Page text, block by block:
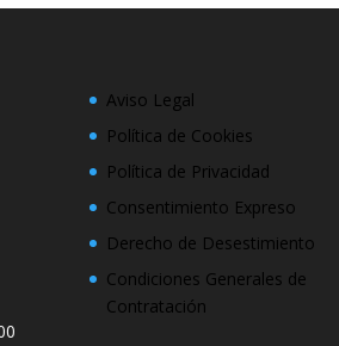
Aviso Legal
Política de Cookies
Política de Privacidad
Consentimiento Expreso
Derecho de Desestimiento
Condiciones Generales de
Contratación